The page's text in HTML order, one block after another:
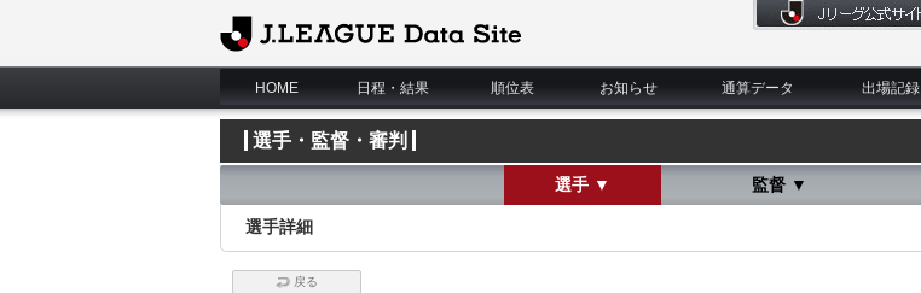
J.League Data Site
HOME 日程・結果 順位表 お知らせ 通算データ 出場記録
選手・監督・審判
選手 ▼ 監督 ▼
選手詳細
戻る